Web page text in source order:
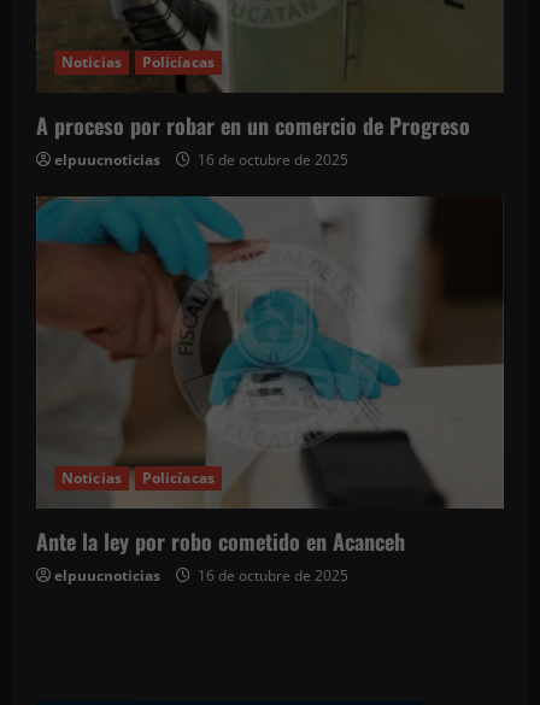
Noticias Policíacas
A proceso por robar en un comercio de Progreso
elpuucnoticias 16 de octubre de 2025
Noticias Policíacas
Ante la ley por robo cometido en Acanceh
elpuucnoticias 16 de octubre de 2025